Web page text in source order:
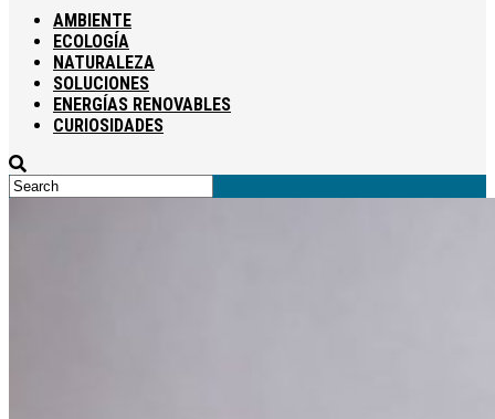
AMBIENTE
ECOLOGÍA
NATURALEZA
SOLUCIONES
ENERGÍAS RENOVABLES
CURIOSIDADES